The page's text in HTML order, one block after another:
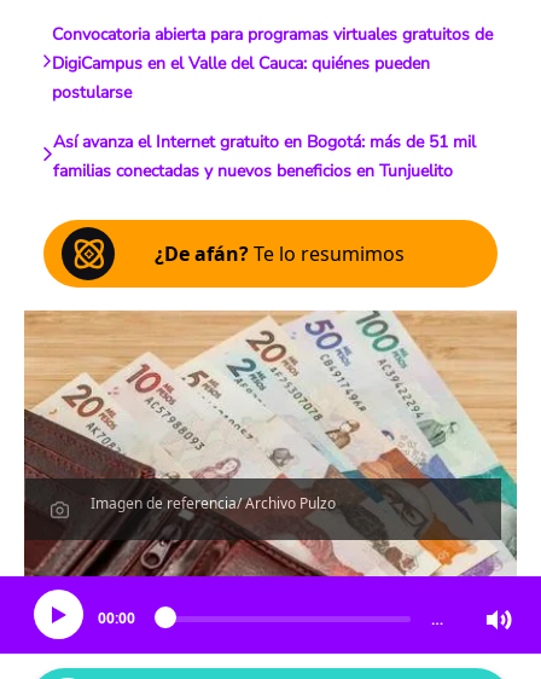
Convocatoria abierta para programas virtuales gratuitos de
DigiCampus en el Valle del Cauca: quiénes pueden
postularse
Así avanza el Internet gratuito en Bogotá: más de 51 mil
familias conectadas y nuevos beneficios en Tunjuelito
¿De afán?Te lo resumimos
Imagen de referencia/ Archivo Pulzo
Escucha el artículo
00:00 …